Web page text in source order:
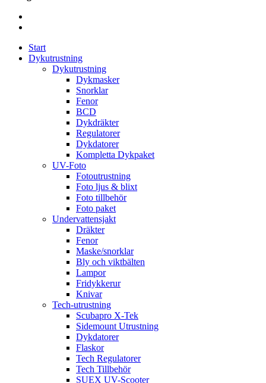
Start
Dykutrustning
Dykutrustning
Dykmasker
Snorklar
Fenor
BCD
Dykdräkter
Regulatorer
Dykdatorer
Kompletta Dykpaket
UV-Foto
Fotoutrustning
Foto ljus & blixt
Foto tillbehör
Foto paket
Undervattensjakt
Dräkter
Fenor
Maske/snorklar
Bly och viktbälten
Lampor
Fridykkerur
Knivar
Tech-utrustning
Scubapro X-Tek
Sidemount Utrustning
Dykdatorer
Flaskor
Tech Regulatorer
Tech Tillbehör
SUEX UV-Scooter